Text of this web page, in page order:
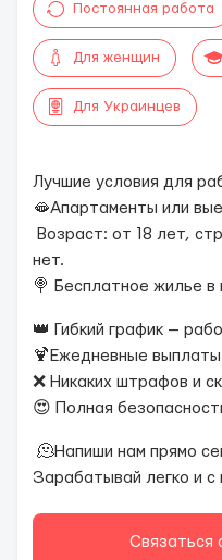
Постоянная работа
Для женщин
Для Украинцев
Лучшие условия для
🫦Апартаменты или
Возраст: от 18 лет,
нет.
🍭 Бесплатное жилье
👑 Гибкий график —
🍹Ежедневные
❌ Никаких штрафов и
😍 Полная
🫠Напиши нам прямо
Зарабатывай легко и с
Связаться